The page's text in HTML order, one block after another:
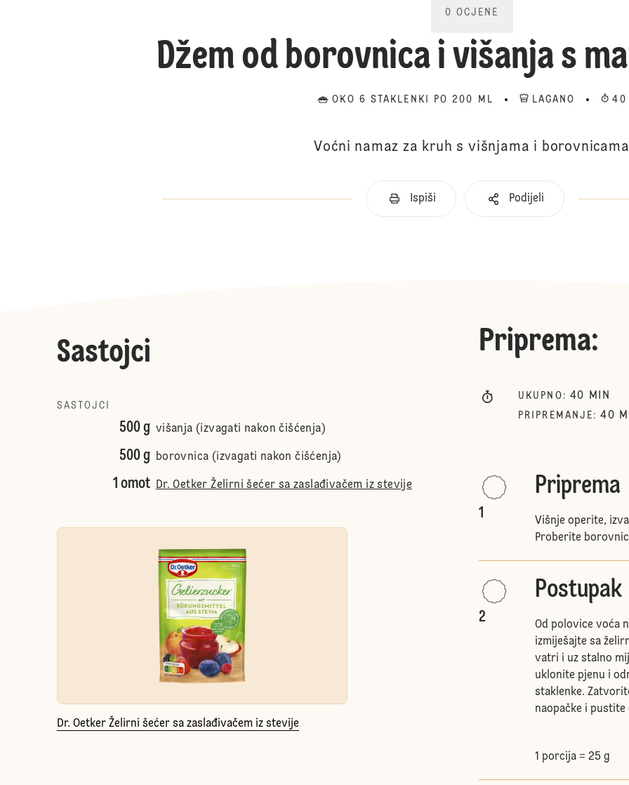
0 OCJENE
Džem od borovnica i višanja s
OKO 6 STAKLENKI PO 200 ML LAGANO 40
Voćni namaz za kruh s višnjama i borovnicama
Ispiši Podijeli
Sastojci
SASTOJCI
500 g višanja (izvagati nakon čišćenja)
500 g borovnica (izvagati nakon čišćenja)
1 omot Dr. Oetker Želirni šećer sa zaslađivačem iz stevije
Dr. Oetker Želirni šećer sa zaslađivačem iz stevije
Priprema:
UKUPNO : 40 MIN
PRIPREMANJE : 40
1
Priprema
Višnje operite,
Proberite
2
Postupak
Od polovice voća
izmiješajte sa
vatri i uz stalno
uklonite pjenu i
staklenke.
naopačke i
1 porcija = 25 g